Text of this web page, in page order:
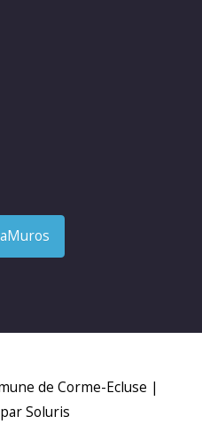
de Corme-Ecluse |
Soluris